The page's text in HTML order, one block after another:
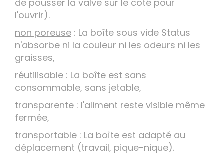
de pousser la valve sur le coté pour
l'ouvrir).
non poreuse : La boîte sous vide Status
n'absorbe ni la couleur ni les odeurs ni les
graisses,
réutilisable : La boîte est sans
consommable, sans jetable,
transparente : l'aliment reste visible même
fermée,
transportable : La boîte est adapté au
déplacement (travail, pique-nique).